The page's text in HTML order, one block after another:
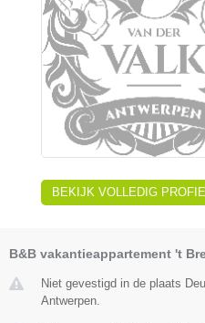
BEKIJK VOLLEDIG
B&B vakantieappartement 't
Niet gevestigd in de plaats
Antwerpen.